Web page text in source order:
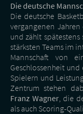
Die deutsche
Die deutsche
vergangenen
und zählt
stärksten Teams im
Mannschaft von
Geschlossenheit
Spielern und
Zentrum stehen
Franz Wagner, die
als auch Scoring-